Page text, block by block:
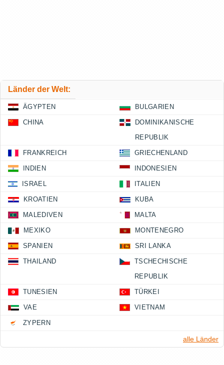
Länder der Welt:
ÄGYPTEN BULGARIEN
CHINA
DOMINIKANISCHE
REPUBLIK
FRANKREICH GRIECHENLAND
INDIEN INDONESIEN
ISRAEL ITALIEN
KROATIEN KUBA
MALEDIVEN MALTA
MEXIKO MONTENEGRO
SPANIEN SRI LANKA
THAILAND
TSCHECHISCHE
REPUBLIK
TUNESIEN TÜRKEI
VAE VIETNAM
ZYPERN
alle Länder